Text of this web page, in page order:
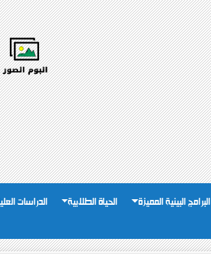
البرامج البينية المميزة الحياة الطلابية الدراسات